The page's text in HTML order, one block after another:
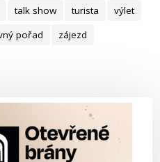
talk show turista
výlet
pořad zájezd